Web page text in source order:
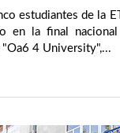
estudiantes de la
en la final
4 University",...